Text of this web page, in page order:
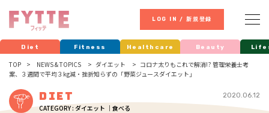
LOG IN / 新規登録
Diet Fitness Healthcare Beauty
TOP NEWS & TOPICS ダイエット
コロナ太りもこれで解消!? 管理栄養士考
案、３週間で平均３kg減・挫折知らずの「野菜ジュースダイエット」
Diet
CATEGORY : ダイエット ｜食べる
2020.06.12